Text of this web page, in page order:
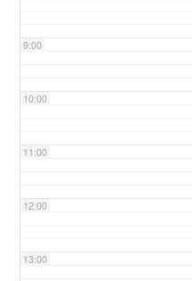
9:00
10:00
11:00
12:00
13:00